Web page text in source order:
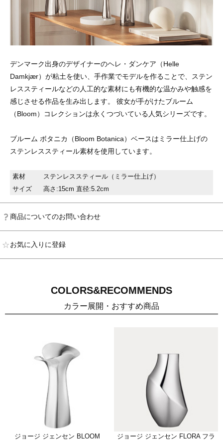
デンマーク出身のデザイナーのヘレ・ダンケア（Helle
Damkjær）が粘土を使い、手作業でモデルを作ることで、ステン
レススティールなどの人工的な素材にも有機的な温かみや触感を
感じさせる作品を生み出します。 彼女が手がけたブルーム
（Bloom）コレクションは永くつづいている人気シリーズです。
ブルーム ボタニカ（Bloom Botanica）ベースはミラー仕上げの
ステンレススティール素材を使用しています。
素材
ステンレススティール（ミラー仕上げ）
サイズ
高さ:15cm 直径:5.2cm
商品についてのお問い合わせ
お気に入りに登録
COLORS&RECOMMENDS
カラー展開・おすすめ商品
ジョージ ジェンセン BLOOM
ジョージ ジェンセン FLORA フラ